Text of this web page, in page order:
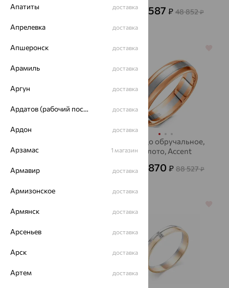
13 117 17 587 ₽ 48 852₽
64%
золото, бриллиант,
от 41 366
64%
Кольцо обручальное,
золото, Accent
от 31 870 ₽ 88 527₽
Апатиты доставка
Апрелевка доставка
Апшеронск доставка
Арамиль доставка
Аргун доставка
Ардатов (рабочий поселок) доставка
Ардон доставка
Арзамас 1 магазин
Армавир доставка
Армизонское доставка
Армянск доставка
Арсеньев доставка
Арск доставка
Артем доставка